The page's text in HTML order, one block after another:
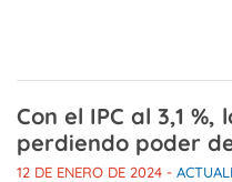
Con el IPC al 3,1
perdiendo poder
12 DE ENERO DE 2024 -